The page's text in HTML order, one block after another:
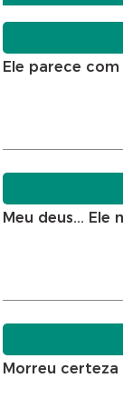
Ele parece
Meu deus... Ele
Morreu certeza